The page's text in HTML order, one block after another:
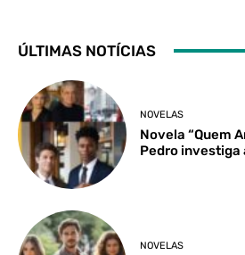
ÚLTIMAS NOTÍCIAS
NOVELAS
Novela “Quem
Pedro investiga
NOVELAS